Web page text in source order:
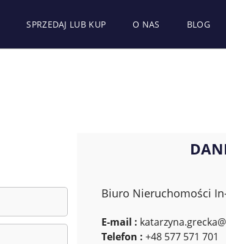
SPRZEDAJ LUB KUP O NAS BLOG
Biuro Nieruchomości
E-mail :
Telefon : +48 577 571 701